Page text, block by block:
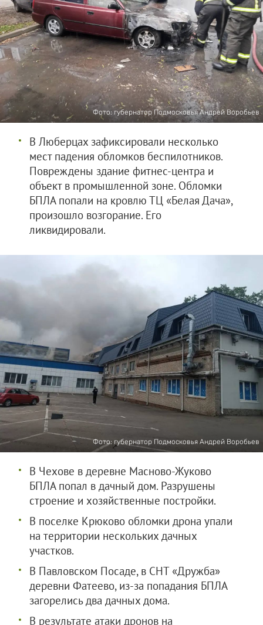
Фото: губернатор Подмосковья Андрей Воробьев
В Люберцах зафиксировали несколько
мест падения обломков беспилотников.
Повреждены здание фитнес-центра и
объект в промышленной зоне. Обломки
БПЛА попали на кровлю ТЦ «Белая Дача»,
произошло возгорание. Его
ликвидировали.
Фото: губернатор Подмосковья Андрей Воробьев
В Чехове в деревне Масново-Жуково
БПЛА попал в дачный дом. Разрушены
строение и хозяйственные постройки.
В поселке Крюково обломки дрона упали
на территории нескольких дачных
участков.
В Павловском Посаде, в СНТ «Дружба»
деревни Фатеево, из-за попадания БПЛА
загорелись два дачных дома.
В результате атаки дронов на